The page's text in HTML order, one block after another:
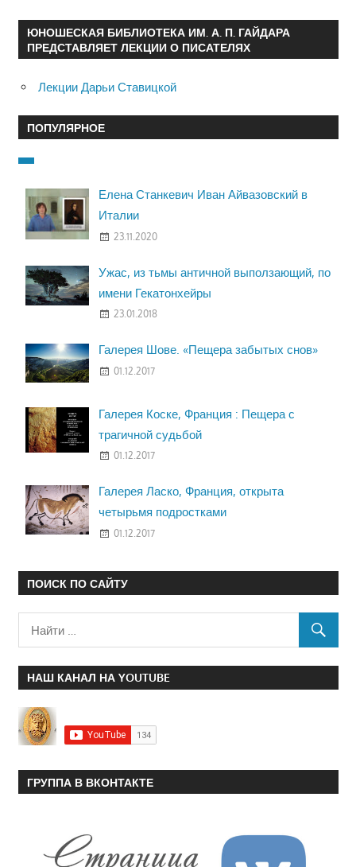
ЮНОШЕСКАЯ БИБЛИОТЕКА ИМ. А. П. ГАЙДАРА
ПРЕДСТАВЛЯЕТ ЛЕКЦИИ О ПИСАТЕЛЯХ
Лекции Дарьи Ставицкой
ПОПУЛЯРНОЕ
Елена Станкевич Иван Айвазовский в
Италии
23.11.2020
Ужас, из тьмы античной выползающий, по
имени Гекатонхейры
23.01.2018
Галерея Шове. «Пещера забытых снов»
01.12.2017
Галерея Коске, Франция : Пещера с
трагичной судьбой
01.12.2017
Галерея Ласко, Франция, открыта
четырьмя подростками
01.12.2017
ПОИСК ПО САЙТУ
НАШ КАНАЛ НА YOUTUBE
ГРУППА В ВКОНТАКТЕ